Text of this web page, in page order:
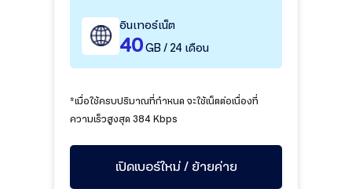
อินเทอร์เน็ต
40GB / 24 เดือน
*เมื่อใช้ครบปริมาณที่กำหนด จะใช้เน็ตต่อเนื่องที่
ความเร็วสูงสุด 384 Kbps
เปิดเบอร์ใหม่ / ย้ายค่าย